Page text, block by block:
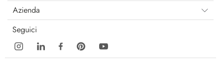
Azienda
Seguici